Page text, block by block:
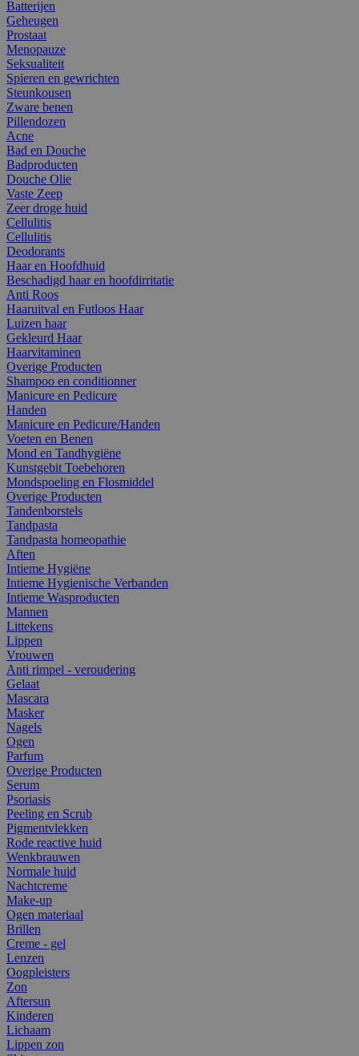
Batterijen
Geheugen
Prostaat
Menopauze
Seksualiteit
Spieren en gewrichten
Steunkousen
Zware benen
Pillendozen
Acne
Bad en Douche
Badproducten
Douche Olie
Vaste Zeep
Zeer droge huid
Cellulitis
Cellulitis
Deodorants
Haar en Hoofdhuid
Beschadigd haar en hoofdirritatie
Anti Roos
Haaruitval en Futloos Haar
Luizen haar
Gekleurd Haar
Haarvitaminen
Overige Producten
Shampoo en conditionner
Manicure en Pedicure
Handen
Manicure en Pedicure/Handen
Voeten en Benen
Mond en Tandhygiëne
Kunstgebit Toebehoren
Mondspoeling en Flosmiddel
Overige Producten
Tandenborstels
Tandpasta
Tandpasta homeopathie
Aften
Intieme Hygiëne
Intieme Hygienische Verbanden
Intieme Wasproducten
Mannen
Littekens
Lippen
Vrouwen
Anti rimpel - veroudering
Gelaat
Mascara
Masker
Nagels
Ogen
Parfum
Overige Producten
Serum
Psoriasis
Peeling en Scrub
Pigmentvlekken
Rode reactive huid
Wenkbrauwen
Normale huid
Nachtcreme
Make-up
Ogen materiaal
Brillen
Creme - gel
Lenzen
Oogpleisters
Zon
Aftersun
Kinderen
Lichaam
Lippen zon